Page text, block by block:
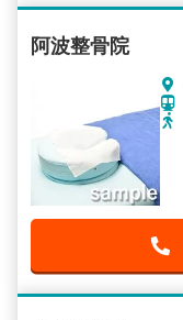
阿波整骨院